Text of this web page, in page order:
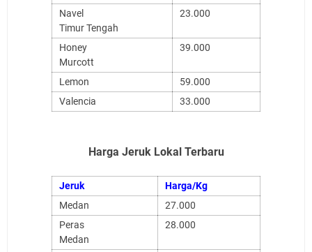
Navel
Timur Tengah
23.000
Honey
Murcott
39.000
Lemon
59.000
Valencia
33.000
Harga Jeruk Lokal Terbaru
Jeruk
Harga/Kg
Medan
27.000
Peras
Medan
28.000